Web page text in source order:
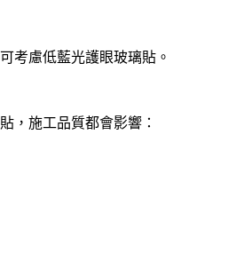
考慮低藍光護眼玻璃貼。
，施工品質都會影響：